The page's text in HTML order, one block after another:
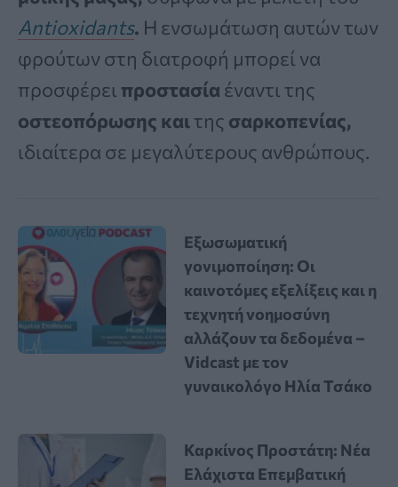
Antioxidants. Η ενσωμάτωση αυτών των
φρούτων στη διατροφή μπορεί να
προσφέρει προστασία έναντι της
οστεοπόρωσης καιτης σαρκοπενίας,
ιδιαίτερα σε μεγαλύτερους ανθρώπους.
Εξωσωματική
γονιμοποίηση: Οι
καινοτόμες εξελίξεις και η
τεχνητή νοημοσύνη
αλλάζουν τα δεδομένα –
Vidcast με τον
γυναικολόγο Ηλία Τσάκο
Καρκίνος Προστάτη: Νέα
Ελάχιστα Επεμβατική